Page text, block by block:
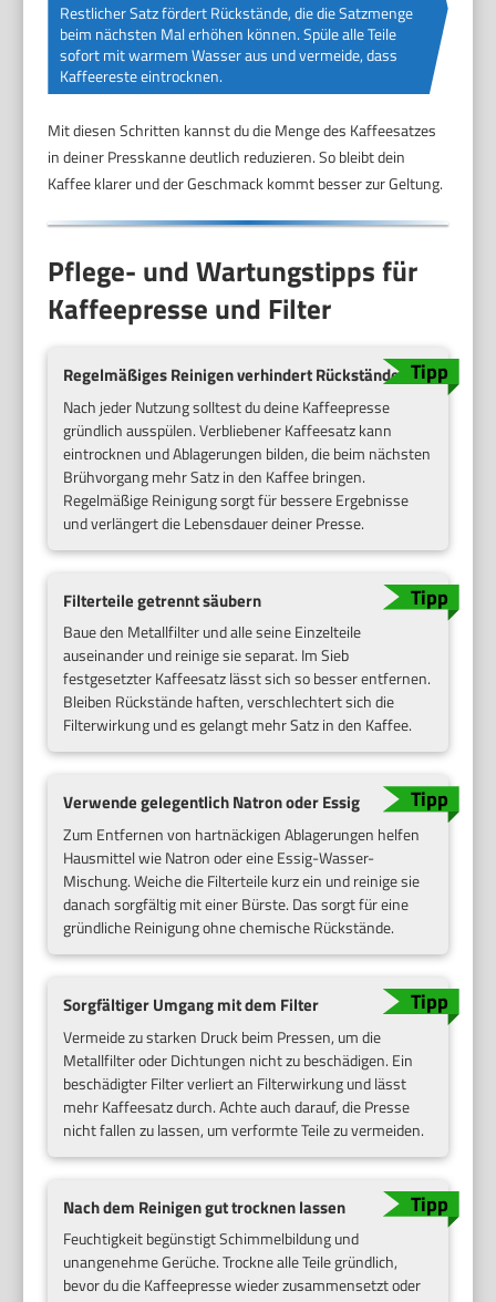
Restlicher Satz fördert Rückstände, die die Satzmenge
beim nächsten Mal erhöhen können. Spüle alle Teile
sofort mit warmem Wasser aus und vermeide, dass
Kaffeereste eintrocknen.
Mit diesen Schritten kannst du die Menge des Kaffeesatzes
in deiner Presskanne deutlich reduzieren. So bleibt dein
Kaffee klarer und der Geschmack kommt besser zur Geltung.
Pflege- und Wartungstipps für
Kaffeepresse und Filter
Regelmäßiges Reinigen verhindert Rückstände
Nach jeder Nutzung solltest du deine Kaffeepresse
gründlich ausspülen. Verbliebener Kaffeesatz kann
eintrocknen und Ablagerungen bilden, die beim nächsten
Brühvorgang mehr Satz in den Kaffee bringen.
Regelmäßige Reinigung sorgt für bessere Ergebnisse
und verlängert die Lebensdauer deiner Presse.
Filterteile getrennt säubern
Baue den Metallfilter und alle seine Einzelteile
auseinander und reinige sie separat. Im Sieb
festgesetzter Kaffeesatz lässt sich so besser entfernen.
Bleiben Rückstände haften, verschlechtert sich die
Filterwirkung und es gelangt mehr Satz in den Kaffee.
Verwende gelegentlich Natron oder Essig
Zum Entfernen von hartnäckigen Ablagerungen helfen
Hausmittel wie Natron oder eine Essig-Wasser-
Mischung. Weiche die Filterteile kurz ein und reinige sie
danach sorgfältig mit einer Bürste. Das sorgt für eine
gründliche Reinigung ohne chemische Rückstände.
Sorgfältiger Umgang mit dem Filter
Vermeide zu starken Druck beim Pressen, um die
Metallfilter oder Dichtungen nicht zu beschädigen. Ein
beschädigter Filter verliert an Filterwirkung und lässt
mehr Kaffeesatz durch. Achte auch darauf, die Presse
nicht fallen zu lassen, um verformte Teile zu vermeiden.
Nach dem Reinigen gut trocknen lassen
Feuchtigkeit begünstigt Schimmelbildung und
unangenehme Gerüche. Trockne alle Teile gründlich,
bevor du die Kaffeepresse wieder zusammensetzt oder